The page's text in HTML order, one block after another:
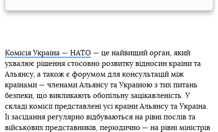
Комісія Україна — НАТО — це найвищий орган, який
ухвалює рішення стосовно розвитку відносин країни та
Альянсу, а також є форумом для консультацій між
країнами — членами Альянсу та Україною з тих питань
безпеки, що викликають обопільну зацікавленість. У
складі комісії представлені усі країни Альянсу та Україна.
Її засідання регулярно відбуваються на рівні послів та
військових представників, періодично — на рівні міністрів